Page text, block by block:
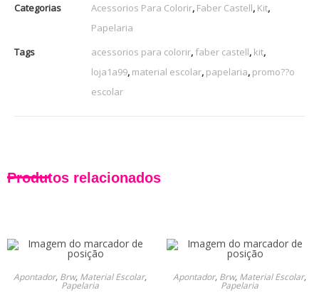
Categorias
Acessorios Para Colorir, Faber Castell, Kit,
Papelaria
Tags
acessorios para colorir, faber castell, kit,
loja1a99, material escolar, papelaria, promo??o
escolar
Produtos relacionados
Apontador, Brw, Material Escolar,
Papelaria
Apontador, Brw, Material Escolar,
Papelaria